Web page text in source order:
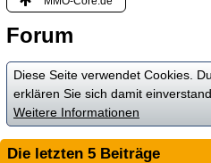
Forum
Diese Seite verwendet Cookies.
erklären Sie sich damit
Weitere Informationen
Die letzten 5 Beiträge